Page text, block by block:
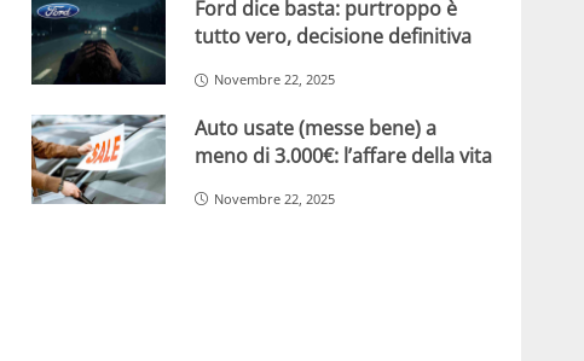
Ford dice basta: purtroppo è
tutto vero, decisione definitiva
Novembre 22, 2025
Auto usate (messe bene) a
meno di 3.000€: l’affare della vita
Novembre 22, 2025